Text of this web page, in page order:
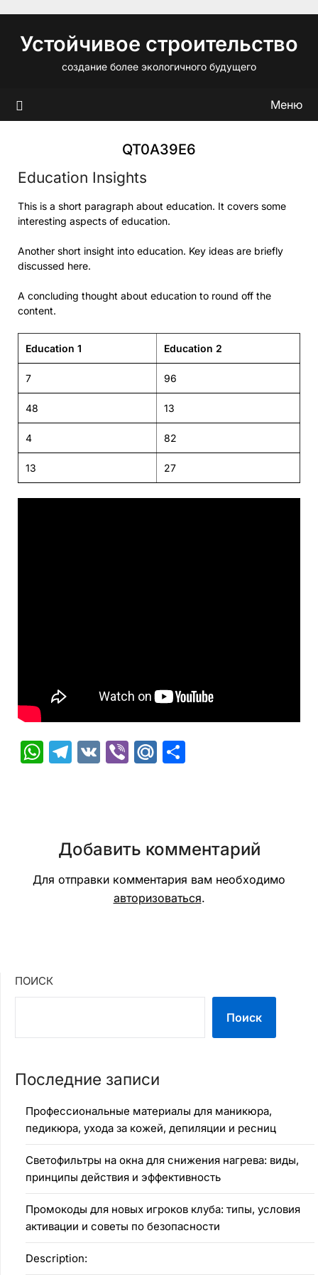
содержимому
Устойчивое строительство
создание более экологичного будущего
Меню
QT0A39E6
Education Insights
This is a short paragraph about education. It covers some
interesting aspects of education.
Another short insight into education. Key ideas are briefly
discussed here.
A concluding thought about education to round off the
content.
Education 1 Education 2
7 96
48 13
4 82
13 27
WhatsApp
Telegram
VK ViberMail.Ru
Добавить комментарий
Для отправки комментария вам необходимо
авторизоваться.
ПОИСК
Поиск
Последние записи
Профессиональные материалы для маникюра,
педикюра, ухода за кожей, депиляции и ресниц
Светофильтры на окна для снижения нагрева: виды,
принципы действия и эффективность
Промокоды для новых игроков клуба: типы, условия
активации и советы по безопасности
Description: